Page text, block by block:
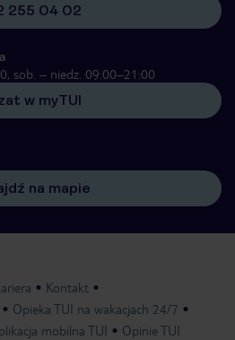
255 04 02
sob. – niedz. 09:00–21:00
w myTUI
na mapie
Kontakt
Opieka TUI na wakacjach 24/7
mobilna TUI Opinie TUI